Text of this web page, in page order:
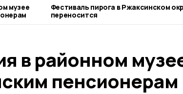
музее
Фестиваль пирога в Ржаксинском
переносится
в районном
пенсионерам